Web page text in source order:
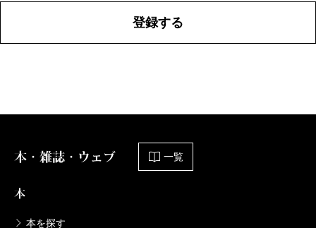
登録する
本・雑誌・ウェブ 一覧
本
本を探す